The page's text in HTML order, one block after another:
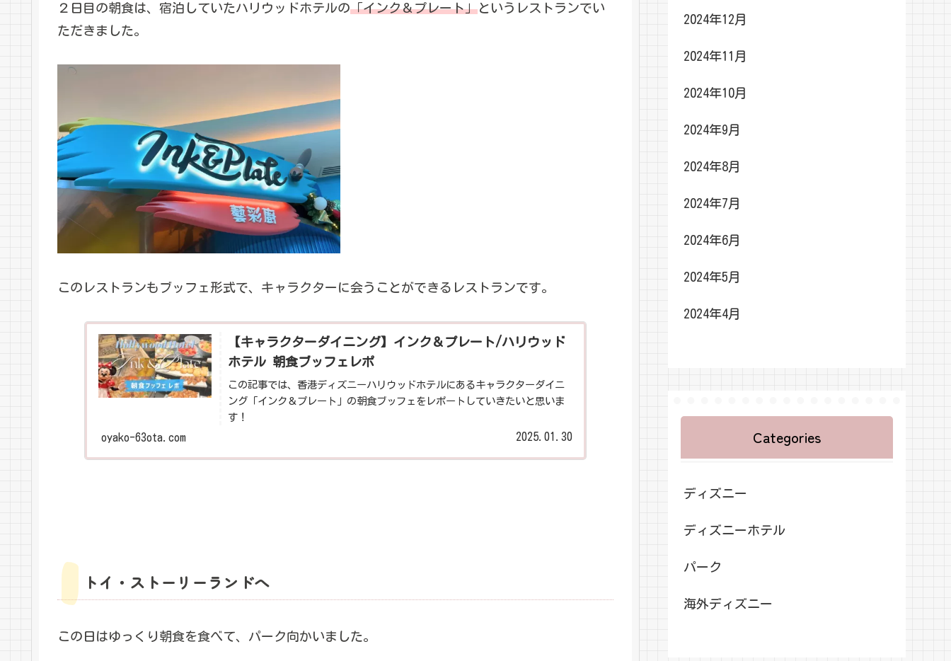
２日目の朝食は、宿泊していたハリウッドホテルの「インク＆プレート」というレストランでい
ただきました。
このレストランもブッフェ形式で、キャラクターに会うことができるレストランです。
【キャラクターダイニング】インク＆プレート/ハリウッド
ホテル 朝食ブッフェレポ
この記事では、香港ディズニーハリウッドホテルにあるキャラクターダイニ
ング「インク＆プレート」の朝食ブッフェをレポートしていきたいと思いま
す！
oyako-63ota.com 2025.01.30
トイ・ストーリーランドへ
この日はゆっくり朝食を食べて、パーク向かいました。
2024年12月
2024年11月
2024年10月
2024年9月
2024年8月
2024年7月
2024年6月
2024年5月
2024年4月
Categories
ディズニー
ディズニーホテル
パーク
海外ディズニー